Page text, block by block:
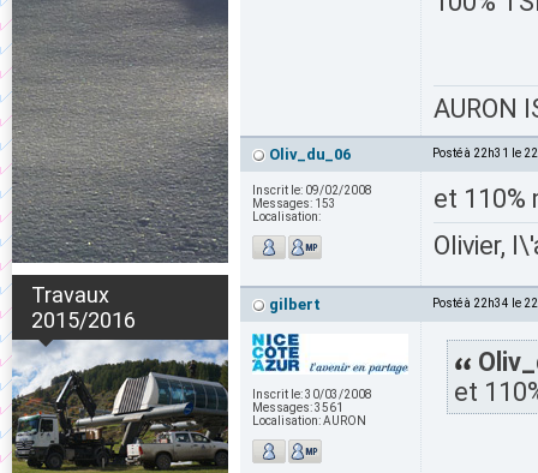
Travaux
2015/2016
AURON
Oliv_du_06 Posté à 22h31 le
Inscrit le: 09/02/2008
Messages: 153
Localisation:
et 110%
Olivier,
gilbert Posté à 22h34 le
Inscrit le:30/03/2008
Messages:3561
Localisation:AURON
et